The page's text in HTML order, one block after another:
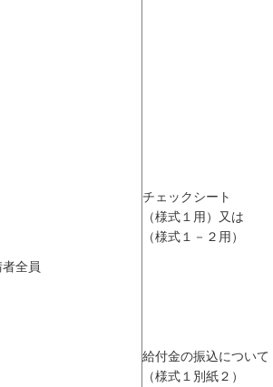
全員
チェックシート
（様式１用）又は
（様式１－２用）
給付金の振込について
（様式１別紙２）